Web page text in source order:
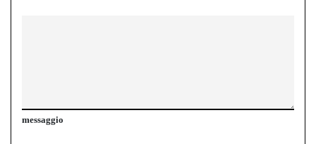
messaggio